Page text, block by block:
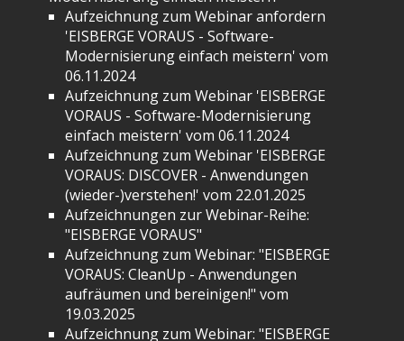
Aufzeichnung zum Webinar anfordern
'EISBERGE VORAUS - Software-
Modernisierung einfach meistern' vom
06.11.2024
Aufzeichnung zum Webinar 'EISBERGE
VORAUS - Software-Modernisierung
einfach meistern' vom 06.11.2024
Aufzeichnung zum Webinar 'EISBERGE
VORAUS: DISCOVER - Anwendungen
(wieder-)verstehen!' vom 22.01.2025
Aufzeichnungen zur Webinar-Reihe:
"EISBERGE VORAUS"
Aufzeichnung zum Webinar: "EISBERGE
VORAUS: CleanUp - Anwendungen
aufräumen und bereinigen!" vom
19.03.2025
Aufzeichnung zum Webinar: "EISBERGE